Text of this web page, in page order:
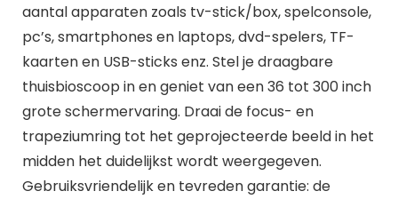
aantal apparaten zoals tv-stick/box, spelconsole,
pc’s, smartphones en laptops, dvd-spelers, TF-
kaarten en USB-sticks enz. Stel je draagbare
thuisbioscoop in en geniet van een 36 tot 300 inch
grote schermervaring. Draai de focus- en
trapeziumring tot het geprojecteerde beeld in het
midden het duidelijkst wordt weergegeven.
Gebruiksvriendelijk en tevreden garantie: de